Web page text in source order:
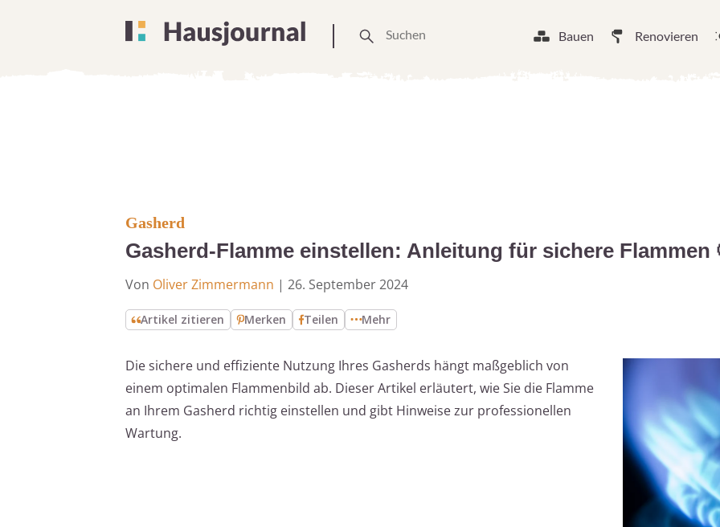
Bauen Renovieren
Gasherd
Gasherd-Flamme einstellen: Anleitung für sichere Flammen
Von Oliver Zimmermann | 26. September 2024
Artikel zitieren Merken Teilen Mehr
Die sichere und effiziente Nutzung Ihres Gasherds hängt maßgeblich von
einem optimalen Flammenbild ab. Dieser Artikel erläutert, wie Sie die Flamme
an Ihrem Gasherd richtig einstellen und gibt Hinweise zur professionellen
Wartung.